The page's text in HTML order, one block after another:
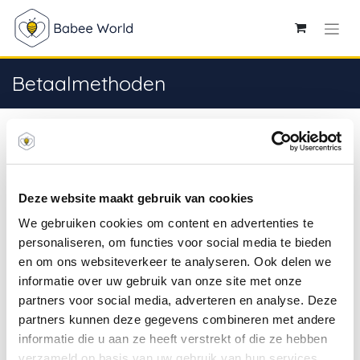
Deze website maakt gebruik van cookies
We gebruiken cookies om content en advertenties te
personaliseren, om functies voor social media te bieden
en om ons websiteverkeer te analyseren. Ook delen we
informatie over uw gebruik van onze site met onze
partners voor social media, adverteren en analyse. Deze
partners kunnen deze gegevens combineren met andere
informatie die u aan ze heeft verstrekt of die ze hebben
Betaalmethoden
Welke betaalmogelijkheden worden
Betalen kan met:
iDeal:Veilig betalen met internetbankieren via jouw
eigen Nederlandse bank.
BanContact / Mister Cash:Veilig betalen met
internetbankieren via jouw eigen Belgische bank
Maestro:Veilig betalen met internetbankieren via
jouw eigen Belgische of Nederlandse bank
Creditcards:Veilig betalen met je Mastercard, Visa